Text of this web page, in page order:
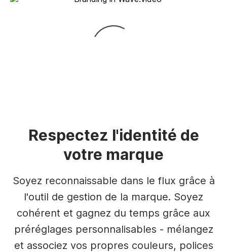
Respectez l'identité de
votre marque
Soyez reconnaissable dans le flux grâce à
l'outil de gestion de la marque. Soyez
cohérent et gagnez du temps grâce aux
préréglages personnalisables - mélangez
et associez vos propres couleurs, polices